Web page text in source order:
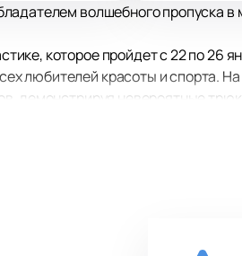
волшебного пропуска
которое пройдет с 22 по 26
любителей красоты и спорта.
демонстрируя невероятные
спортсмены и их тренеры,